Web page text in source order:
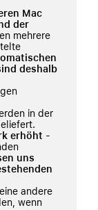
Mac
der
mehrere
deshalb
in der
erhöht -
uns
andere
wenn